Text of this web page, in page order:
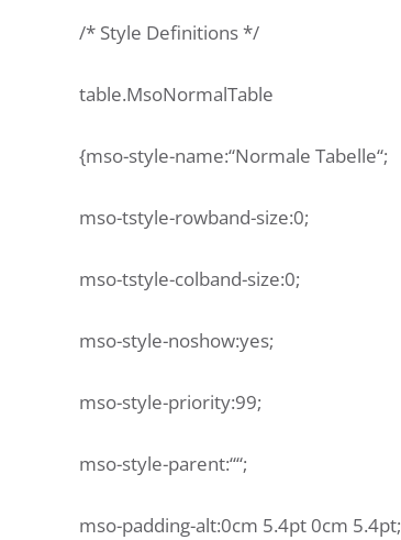
/* Style Definitions */
table.MsoNormalTable
{mso-style-name:“Normale Tabelle“;
mso-tstyle-rowband-size:0;
mso-tstyle-colband-size:0;
mso-style-noshow:yes;
mso-style-priority:99;
mso-style-parent:““;
mso-padding-alt:0cm 5.4pt 0cm 5.4pt;